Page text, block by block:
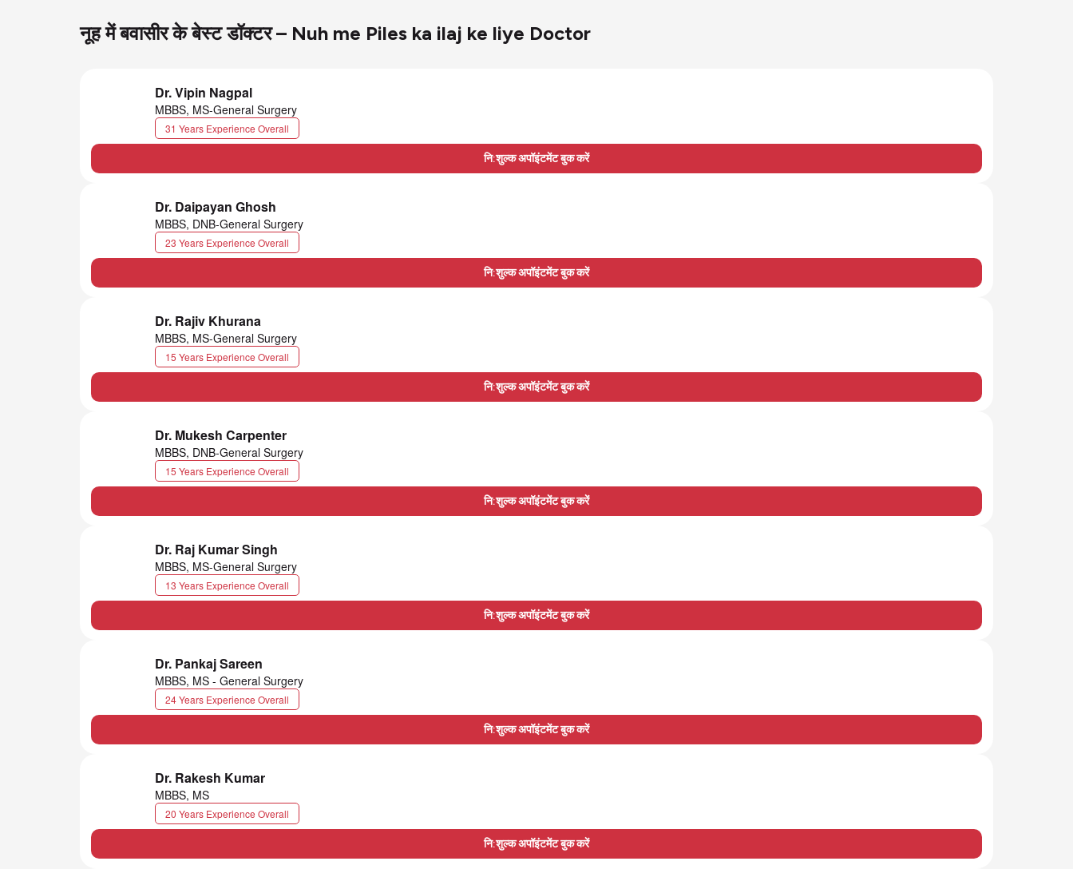
नूह में बवासीर के बेस्ट डॉक्टर – Nuh me Piles ka ilaj ke liye Doctor
Dr. Vipin Nagpal
MBBS, MS-General Surgery
31 Years Experience Overall
नि:शुल्क अपॉइंटमेंट बुक करें
Dr. Daipayan Ghosh
MBBS, DNB-General Surgery
23 Years Experience Overall
नि:शुल्क अपॉइंटमेंट बुक करें
Dr. Rajiv Khurana
MBBS, MS-General Surgery
15 Years Experience Overall
नि:शुल्क अपॉइंटमेंट बुक करें
Dr. Mukesh Carpenter
MBBS, DNB-General Surgery
15 Years Experience Overall
नि:शुल्क अपॉइंटमेंट बुक करें
Dr. Raj Kumar Singh
MBBS, MS-General Surgery
13 Years Experience Overall
नि:शुल्क अपॉइंटमेंट बुक करें
Dr. Pankaj Sareen
MBBS, MS - General Surgery
24 Years Experience Overall
नि:शुल्क अपॉइंटमेंट बुक करें
Dr. Rakesh Kumar
MBBS, MS
20 Years Experience Overall
नि:शुल्क अपॉइंटमेंट बुक करें